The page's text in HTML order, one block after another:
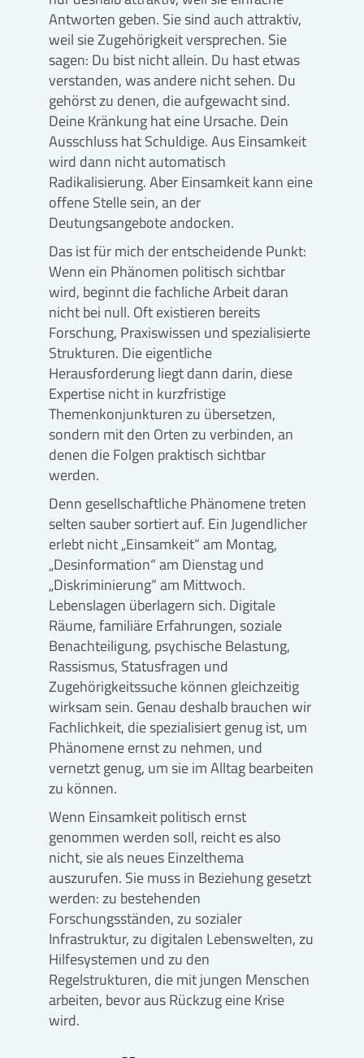
Antworten geben. Sie sind auch attraktiv,
weil sie Zugehörigkeit versprechen. Sie
sagen: Du bist nicht allein. Du hast etwas
verstanden, was andere nicht sehen. Du
gehörst zu denen, die aufgewacht sind.
Deine Kränkung hat eine Ursache. Dein
Ausschluss hat Schuldige. Aus Einsamkeit
wird dann nicht automatisch
Radikalisierung. Aber Einsamkeit kann eine
offene Stelle sein, an der
Deutungsangebote andocken.
Das ist für mich der entscheidende Punkt:
Wenn ein Phänomen politisch sichtbar
wird, beginnt die fachliche Arbeit daran
nicht bei null. Oft existieren bereits
Forschung, Praxiswissen und spezialisierte
Strukturen. Die eigentliche
Herausforderung liegt dann darin, diese
Expertise nicht in kurzfristige
Themenkonjunkturen zu übersetzen,
sondern mit den Orten zu verbinden, an
denen die Folgen praktisch sichtbar
werden.
Denn gesellschaftliche Phänomene treten
selten sauber sortiert auf. Ein Jugendlicher
erlebt nicht „Einsamkeit“ am Montag,
„Desinformation“ am Dienstag und
„Diskriminierung“ am Mittwoch.
Lebenslagen überlagern sich. Digitale
Räume, familiäre Erfahrungen, soziale
Benachteiligung, psychische Belastung,
Rassismus, Statusfragen und
Zugehörigkeitssuche können gleichzeitig
wirksam sein. Genau deshalb brauchen wir
Fachlichkeit, die spezialisiert genug ist, um
Phänomene ernst zu nehmen, und
vernetzt genug, um sie im Alltag bearbeiten
zu können.
Wenn Einsamkeit politisch ernst
genommen werden soll, reicht es also
nicht, sie als neues Einzelthema
auszurufen. Sie muss in Beziehung gesetzt
werden: zu bestehenden
Forschungsständen, zu sozialer
Infrastruktur, zu digitalen Lebenswelten, zu
Hilfesystemen und zu den
Regelstrukturen, die mit jungen Menschen
arbeiten, bevor aus Rückzug eine Krise
wird.